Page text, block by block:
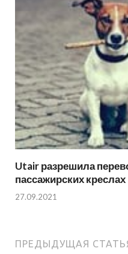
Utair разрешила
пассажирских креслах
27.09.2021
ПРЕДЫДУЩАЯ